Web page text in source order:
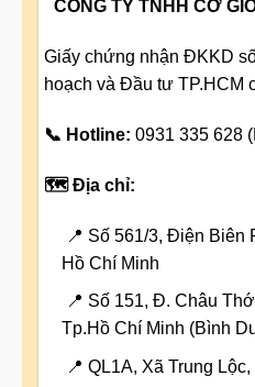
CÔNG TY TNHH CƠ
Giấy chứng nhận ĐKKD
hoạch và Đầu tư TP.HCM
📞 Hotline: 0931 335 628
🗺️ Địa chỉ:
📍 Số 561/3, Điện
Hồ Chí Minh
📍 Số 151, Đ. Châu
Tp.Hồ Chí Minh (Bình
📍 QL1A, Xã Trung